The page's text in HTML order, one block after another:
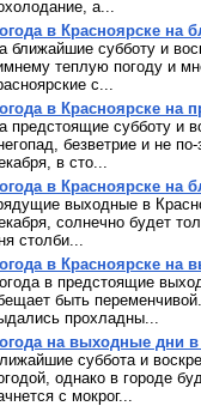
а...
в Красноярске на
ближайшие субботу и
теплую погоду и
с...
в Красноярске на
предстоящие субботу и
безветрие и не
в сто...
в Красноярске на
выходные в
солнечно будет
столби...
в Красноярске на
в предстоящие
быть
прохладны...
на выходные дни в
суббота и
однако в городе
с мокрог...